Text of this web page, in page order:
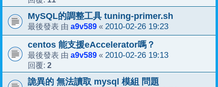
MySQL的調整工具 tuning-primer.sh
最後發表 由 a9v589 « 2010-02-26 19:23
centos 能支援eAccelerator嗎？
最後發表 由 a9v589 « 2010-02-26 19:13
回覆: 2
詭異的 無法讀取 mysql 模組 問題